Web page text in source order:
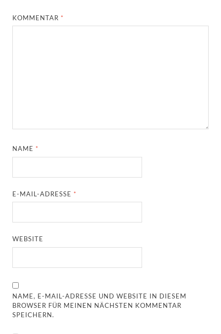
KOMMENTAR *
NAME *
E-MAIL-ADRESSE *
WEBSITE
NAME, E-MAIL-ADRESSE UND WEBSITE IN DIESEM
BROWSER FÜR MEINEN NÄCHSTEN KOMMENTAR
SPEICHERN.